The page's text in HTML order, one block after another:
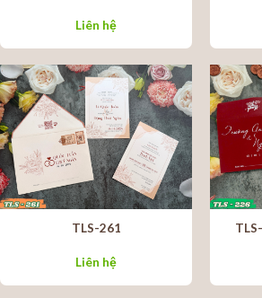
Liên hệ
TLS-261
Liên hệ